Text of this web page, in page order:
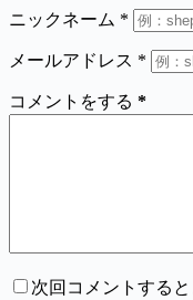
ニックネーム *
メールアドレス *
コメントをする *
次回コメントする